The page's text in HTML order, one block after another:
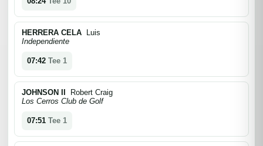
HERRERA CELA Luis
Independiente
07:42 Tee 1
JOHNSON II
Robert Craig
Los Cerros Club de Golf
07:51 Tee 1